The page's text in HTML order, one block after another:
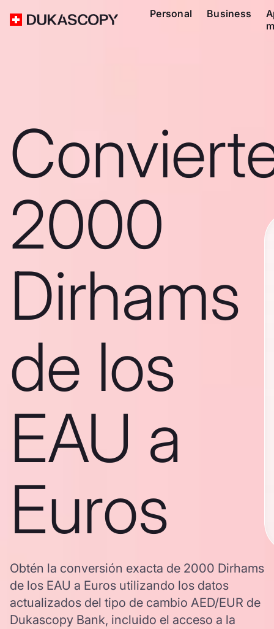
Personal Business
2000
Dirhams
de los
EAU a
Euros
Obtén la conversión exacta de 2000 Dirhams
de los EAU a Euros utilizando los datos
actualizados del tipo de cambio AED/EUR de
Dukascopy Bank, incluido el acceso a la